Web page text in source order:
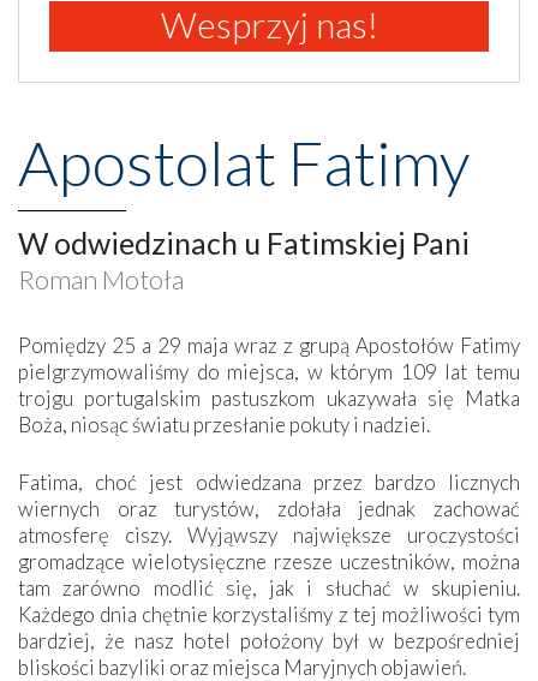
Wesprzyj nas!
Apostolat Fatimy
W odwiedzinach u Fatimskiej Pani
Roman Motoła
Pomiędzy 25 a 29 maja wraz z grupą Apostołów Fatimy
pielgrzymowaliśmy do miejsca, w którym 109 lat temu
trojgu portugalskim pastuszkom ukazywała się Matka
Boża, niosąc światu przesłanie pokuty i nadziei.
Fatima, choć jest odwiedzana przez bardzo licznych
wiernych oraz turystów, zdołała jednak zachować
atmosferę ciszy. Wyjąwszy największe uroczystości
gromadzące wielotysięczne rzesze uczestników, można
tam zarówno modlić się, jak i słuchać w skupieniu.
Każdego dnia chętnie korzystaliśmy z tej możliwości tym
bardziej, że nasz hotel położony był w bezpośredniej
bliskości bazyliki oraz miejsca Maryjnych objawień.